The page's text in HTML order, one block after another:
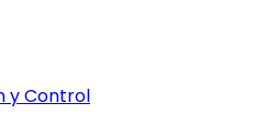
y Control